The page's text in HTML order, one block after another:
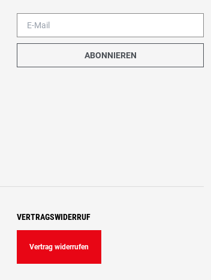
ABONNIEREN
VERTRAGSWIDERRUF
Vertrag widerrufen